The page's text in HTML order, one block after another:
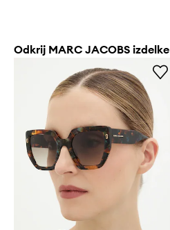
Odkrij MARC JACOBS izdelke